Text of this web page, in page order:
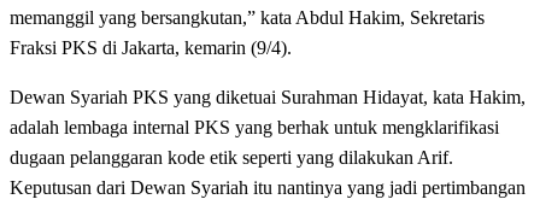
memanggil yang bersangkutan,” kata Abdul Hakim, Sekretaris
Fraksi PKS di Jakarta, kemarin (9/4).
Dewan Syariah PKS yang diketuai Surahman Hidayat, kata Hakim,
adalah lembaga internal PKS yang berhak untuk mengklarifikasi
dugaan pelanggaran kode etik seperti yang dilakukan Arif.
Keputusan dari Dewan Syariah itu nantinya yang jadi pertimbangan